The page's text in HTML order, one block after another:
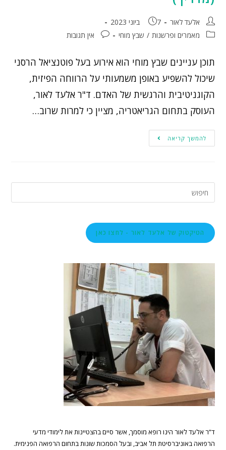
אלעד לאור
7 ביוני 2023
מאמרים ופרשנות / שבץ מוחי אין תגובות
תוכן עניינים שבץ מוחי הוא אירוע בעל פוטנציאל הרסני
שיכול להשפיע באופן משמעותי על הרווחה הפיזית,
הקוגניטיבית והרגשית של האדם. ד"ר אלעד לאור,
העוסק בתחום הגריאטריה, מציין כי למרות שרוב…
להמשך קריאה
הטיקטוק של אלעד לאור - לחצו כאן
ד”ר אלעד לאור הינו רופא מוסמך, אשר סיים בהצטיינות את לימודי מדעי
הרפואה באוניברסיטת תל אביב, ובעל הסמכות שונות בתחום הרפואה הפנימית.